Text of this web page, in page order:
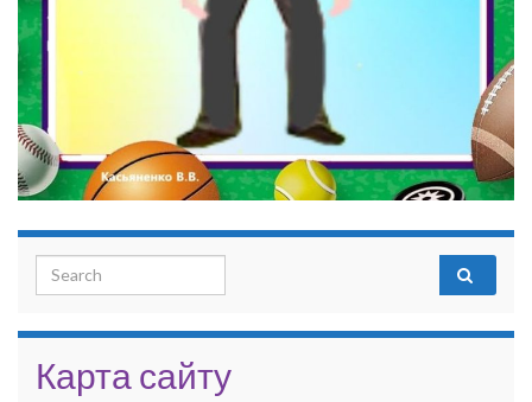
Search for:
Карта сайту